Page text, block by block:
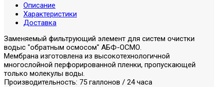
Описание
Характеристики
Доставка
Заменяемый фильтрующий элемент для систем очистки
водыс "обратным осмосом" АБФ-ОСМО.
Мембрана изготовлена из высокотехнологичной
многослойной перфорированной пленки, пропускающей
только молекулы воды.
Производительность: 75 галлонов / 24 часа